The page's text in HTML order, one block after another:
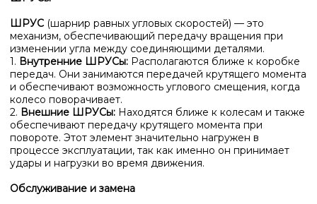
ШРУС (шарнир равных угловых скоростей) — это
механизм, обеспечивающий передачу вращения при
изменении угла между соединяющими деталями.
1. Внутренние ШРУСы: Располагаются ближе к коробке
передач. Они занимаются передачей крутящего момента
и обеспечивают возможность углового смещения, когда
колесо поворачивает.
2. Внешние ШРУСы: Находятся ближе к колесам и также
обеспечивают передачу крутящего момента при
повороте. Этот элемент значительно нагружен в
процессе эксплуатации, так как именно он принимает
удары и нагрузки во время движения.
Обслуживание и замена